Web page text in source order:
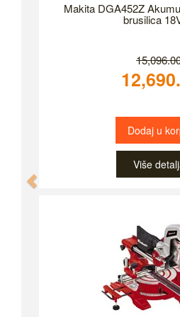
Makita DGA452Z
brusilica
Dodaj u
Više